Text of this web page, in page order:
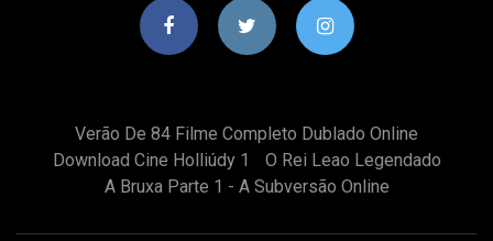
Verão De 84 Filme Completo Dublado Online
Download Cine Holliúdy 1
O Rei Leao Legendado
A Bruxa Parte 1 - A Subversão Online